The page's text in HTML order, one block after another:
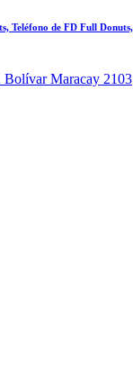
Teléfono de FD Full
Maracay 2103